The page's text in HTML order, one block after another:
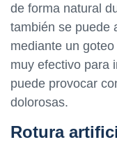
de forma natural
también se puede
mediante un
muy efectivo para
puede provocar
dolorosas.
Rotura